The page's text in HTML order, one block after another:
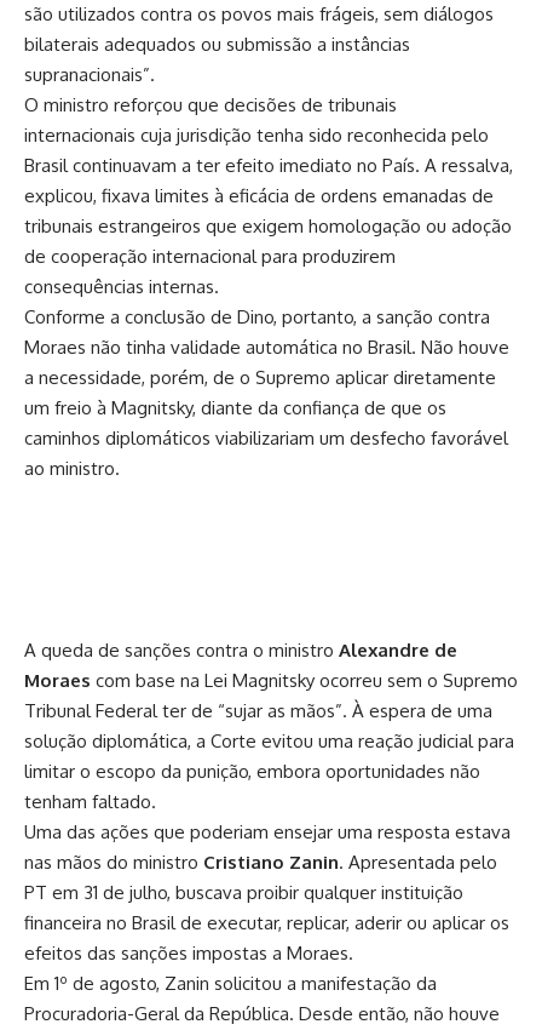
são utilizados contra os povos mais frágeis, sem diálogos
bilaterais adequados ou submissão a instâncias
supranacionais”.
O ministro reforçou que decisões de tribunais
internacionais cuja jurisdição tenha sido reconhecida pelo
Brasil continuavam a ter efeito imediato no País. A ressalva,
explicou, fixava limites à eficácia de ordens emanadas de
tribunais estrangeiros que exigem homologação ou adoção
de cooperação internacional para produzirem
consequências internas.
Conforme a conclusão de Dino, portanto, a sanção contra
Moraes não tinha validade automática no Brasil. Não houve
a necessidade, porém, de o Supremo aplicar diretamente
um freio à Magnitsky, diante da confiança de que os
caminhos diplomáticos viabilizariam um desfecho favorável
ao ministro.
A queda de sanções contra o ministro Alexandre de
Moraes com base na Lei Magnitsky ocorreu sem o Supremo
Tribunal Federal ter de “sujar as mãos”. À espera de uma
solução diplomática, a Corte evitou uma reação judicial para
limitar o escopo da punição, embora oportunidades não
tenham faltado.
Uma das ações que poderiam ensejar uma resposta estava
nas mãos do ministro Cristiano Zanin. Apresentada pelo
PT em 31 de julho, buscava proibir qualquer instituição
financeira no Brasil de executar, replicar, aderir ou aplicar os
efeitos das sanções impostas a Moraes.
Em 1º de agosto, Zanin solicitou a manifestação da
Procuradoria-Geral da República. Desde então, não houve